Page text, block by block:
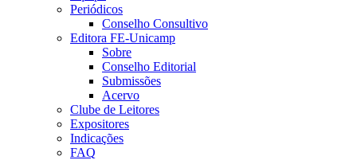
Periódicos
Conselho Consultivo
Editora FE-Unicamp
Sobre
Conselho Editorial
Submissões
Acervo
Clube de Leitores
Expositores
Indicações
FAQ